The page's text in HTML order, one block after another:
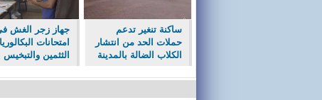
ساكنة تنغير تدعم
حملات الحد من انتشار
الكلاب الضالة بالمدينة
جهاز زجر الغش
امتحانات
الثثمين والتبخيس